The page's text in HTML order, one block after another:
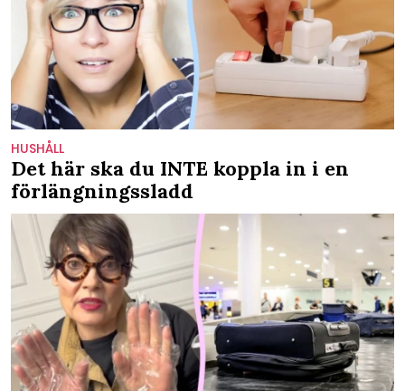
HUSHÅLL
Det här ska du INTE koppla in i en
förlängningssladd